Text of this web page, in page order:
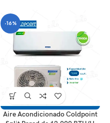
-16%
Aire Acondicionado Coldpoint